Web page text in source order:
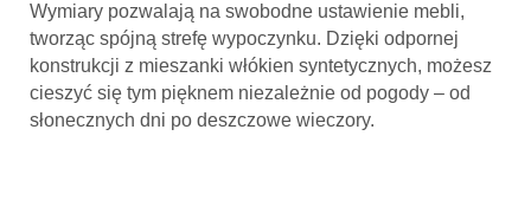
Wymiary pozwalają na swobodne ustawienie mebli,
tworząc spójną strefę wypoczynku. Dzięki odpornej
konstrukcji z mieszanki włókien syntetycznych, możesz
cieszyć się tym pięknem niezależnie od pogody – od
słonecznych dni po deszczowe wieczory.